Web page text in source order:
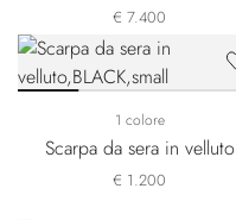
€ 7.400
1 colore
Scarpa da sera in velluto
€ 1.200